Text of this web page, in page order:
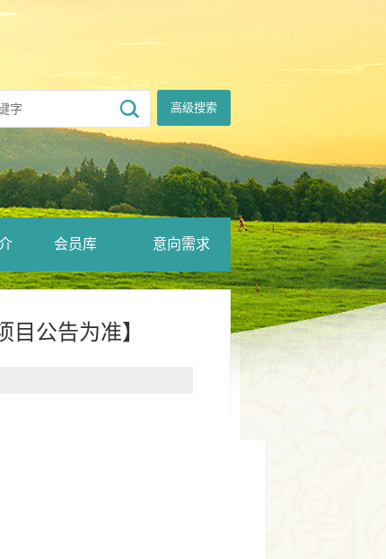
高级搜索
会员库 意向需求
公告为准】